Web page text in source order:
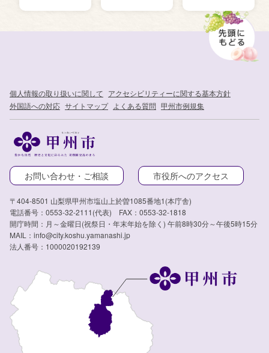
個人情報の取り扱いに関して アクセシビリティーに関する基本方針
外国語への対応 サイトマップ よくある質問 甲州市例規集
お問い合わせ・ご相談 市役所へのアクセス
〒404-8501 山梨県甲州市塩山上於曽1085番地1(本庁舎)
電話番号：0553-32-2111(代表) FAX：0553-32-1818
開庁時間：月～金曜日(祝祭日・年末年始を除く) 午前8時30分～午後5時15分
MAIL：info@city.koshu.yamanashi.jp
法人番号：1000020192139